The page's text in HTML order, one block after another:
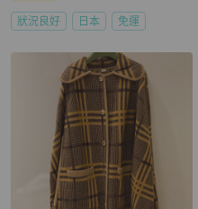
狀況良好 日本 免運